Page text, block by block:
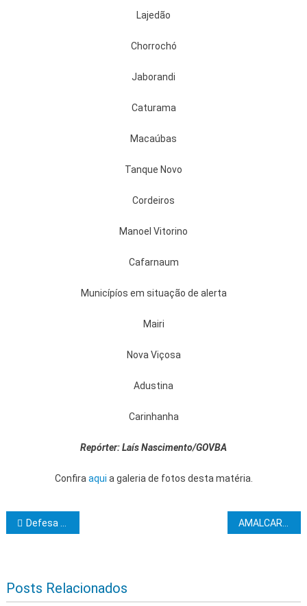
Lajedão
Chorrochó
Jaborandi
Caturama
Macaúbas
Tanque Novo
Cordeiros
Manoel Vitorino
Cafarnaum
Municípíos em situação de alerta
Mairi
Nova Viçosa
Adustina
Carinhanha
Repórter: Laís Nascimento/GOVBA
Confiraaqui a galeria de fotos desta matéria.
Navegação de Post
Defesa Civil alerta: possibilidade de chuva. São 105 milímetros previstos até dia 20 de fevereiro AMALCARG apresenta chapa de consenso para eleição
Posts Relacionados